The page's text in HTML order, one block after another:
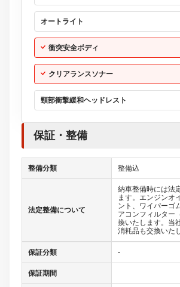
オートライト
衝突安全ボディ
クリアランスソナー
頸部衝撃緩和ヘッドレスト
保証・整備
整備分類 整備込
法定整備について
納車整備時には法
ます。エンジンオ
ント、ワイパーゴ
アコンフィルター
換いたします。当
消耗品も交換いた
保証分類 -
保証期間